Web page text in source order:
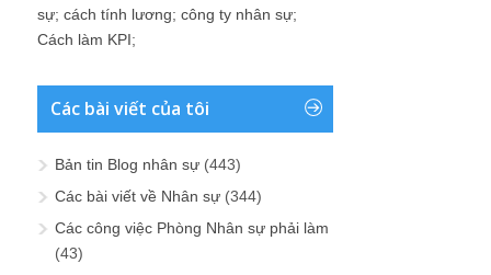
sự; cách tính lương; công ty nhân sự;
Cách làm KPI;
Các bài viết của tôi
Bản tin Blog nhân sự (443)
Các bài viết về Nhân sự (344)
Các công việc Phòng Nhân sự phải làm
(43)